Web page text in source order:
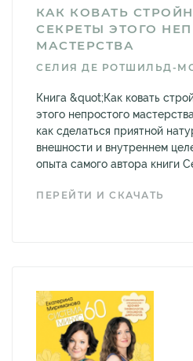
КАК КОВАТЬ
СЕКРЕТЫ ЭТОГО
МАСТЕРСТВА
СЕЛИЯ ДЕ РОТШИЛЬД-
Книга &quot;Как ковать
этого непростого
как сделаться приятной
внешности и внутреннем
опыта самого автора книги
ПЕРЕЙТИ И СКАЧАТЬ